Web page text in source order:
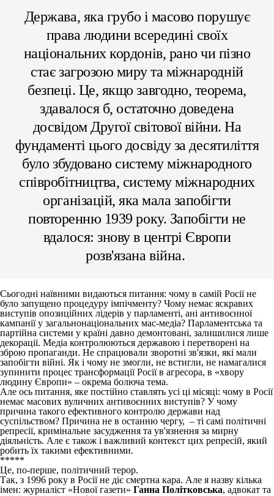
Держава, яка грубо і масово порушує
права людини всередині своїх
національних кордонів, рано чи пізно
стає загрозою миру та міжнародній
безпеці. Це, якщо завгодно, теорема,
здавалося б, остаточно доведена
досвідом Другої світової війни. На
фундаменті цього досвіду за десятиліття
було збудовано систему міжнародного
співробітництва, систему міжнародних
організацій, яка мала запобігти
повторенню 1939 року. Запобігти не
вдалося: знову в центрі Європи
розв'язана війна.
Сьогодні наївними видаються питання: чому в самій Росії не
було запущено процедуру імпічменту? Чому немає яскравих
виступів опозиційних лідерів у парламенті, ані антивоєнної
кампанії у загальнонаціональних мас-медіа? Парламентська та
партійна системи у країні давно демонтовані, залишилися лише
декорації. Медіа контролюються державою і перетворені на
зброю пропаганди. Не спрацювали зворотні зв'язки, які мали
запобігти війні. Як і чому не змогли, не встигли, не намагалися
зупинити процес трансформації Росії в агресора, в «хвору
людину Європи» – окрема болюча тема.
Але ось питання, яке постійно ставлять усі ці місяці: чому в Росії
немає масових вуличних антивоєнних виступів? У чому
причина такого ефективного контролю держави над
суспільством? Причина не в останню чергу, – ті самі політичні
репресії, кримінальне засудження та ув'язнення за мирну
діяльність. Але є також і важливий контекст цих репресій, який
робить їх такими ефективними.
*****
Це, по-перше, політичний терор.
Так, з 1996 року в Росії не діє смертна кара. Але я назву кілька
імен: журналіст «Нової газети» Ганна Політковська, адвокат та